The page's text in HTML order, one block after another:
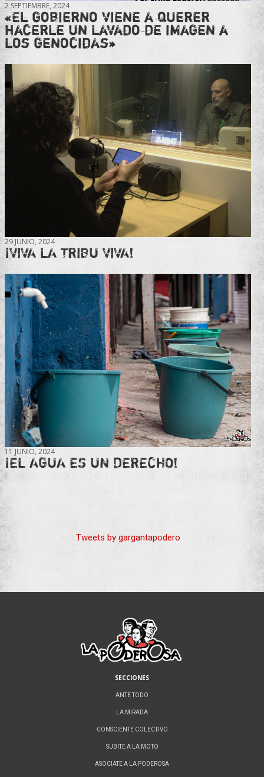
2 SEPTIEMBRE, 2024
«El gobierno viene a querer
hacerle un lavado de imagen a
los genocidas»
29 JUNIO, 2024
¡VIVA LA TRIBU VIVA!
11 JUNIO, 2024
¡EL AGUA ES UN DERECHO!
Tweets by gargantapodero
SECCIONES
ANTE TODO
LA MIRADA
CONSCIENTE COLECTIVO
SUBITE A LA MOTO
ASOCIATE A LA PODEROSA